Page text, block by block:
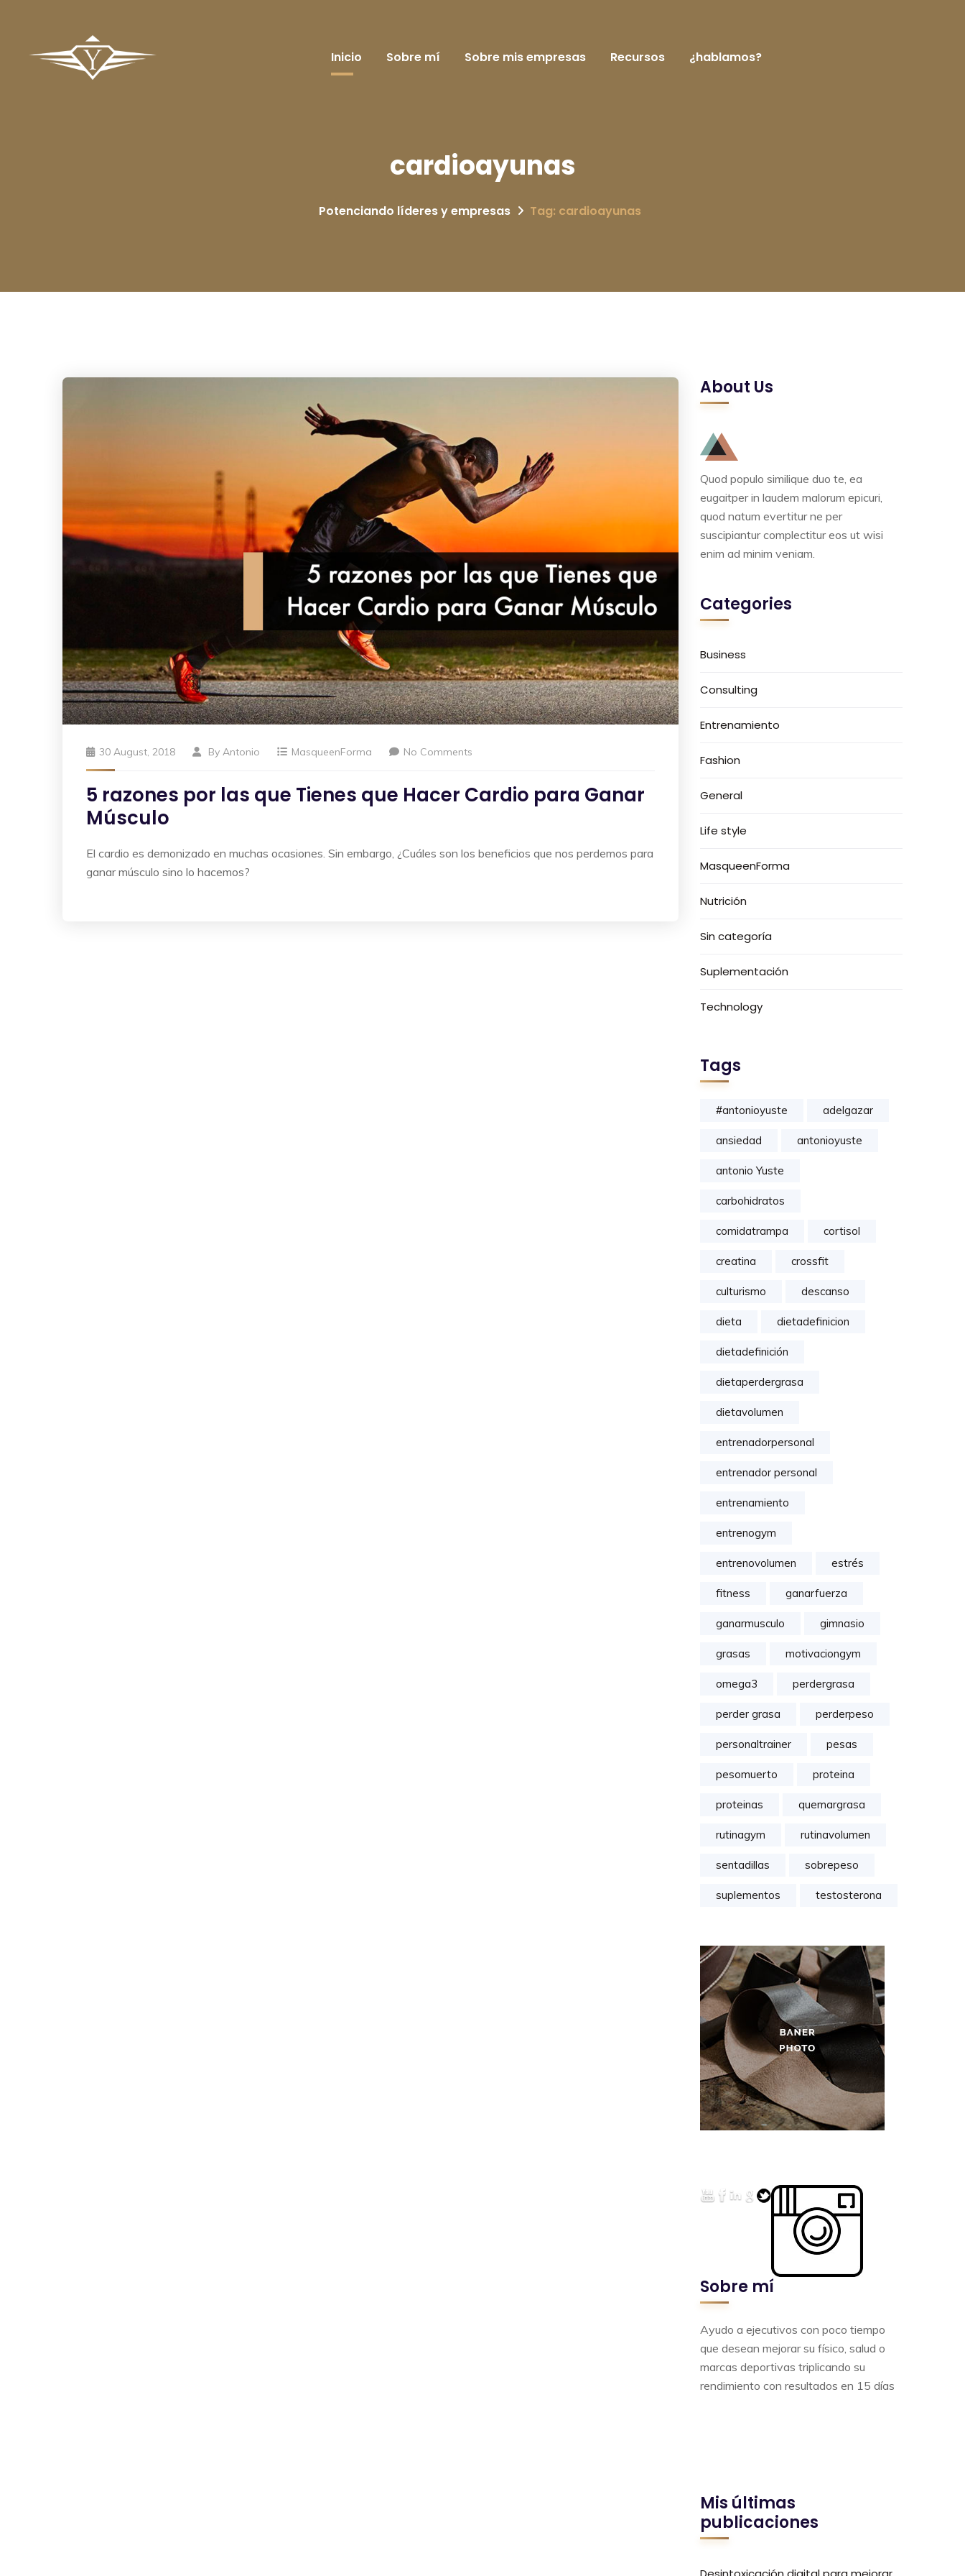
Inicio Sobre mí Sobre mis empresas Recursos ¿hablamos?
cardioayunas
Potenciando líderes y empresas Tag: cardioayunas
30 August, 2018 By Antonio MasqueenForma No Comments
5 razones por las que Tienes que Hacer Cardio para Ganar
Músculo
El cardio es demonizado en muchas ocasiones. Sin embargo, ¿Cuáles son los beneficios que nos perdemos para
ganar músculo sino lo hacemos?
About Us
Quod populo similique duo te, ea
eugaitper in laudem malorum epicuri,
quod natum evertitur ne per
suscipiantur complectitur eos ut wisi
enim ad minim veniam.
Categories
Business
Consulting
Entrenamiento
Fashion
General
Life style
MasqueenForma
Nutrición
Sin categoría
Suplementación
Technology
Tags
#antonioyuste adelgazar
ansiedad antonioyuste
antonio Yuste
carbohidratos
comidatrampa cortisol
creatina crossfit
culturismo descanso
dieta dietadefinicion
dietadefinición
dietaperdergrasa
dietavolumen
entrenadorpersonal
entrenador personal
entrenamiento
entrenogym
entrenovolumen estrés
fitness ganarfuerza
ganarmusculo gimnasio
grasas motivaciongym
omega3 perdergrasa
perder grasa perderpeso
personaltrainer pesas
pesomuerto proteina
proteinas quemargrasa
rutinagym rutinavolumen
sentadillas sobrepeso
suplementos testosterona
Sobre mí
Ayudo a ejecutivos con poco tiempo
que desean mejorar su físico, salud o
marcas deportivas triplicando su
rendimiento con resultados en 15 días
Mis últimas
publicaciones